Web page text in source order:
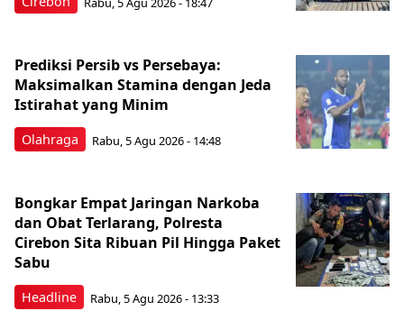
Olahraga
Prediksi Persib vs Persebaya:
Maksimalkan Stamina dengan Jeda
Istirahat yang Minim
Rabu, 5 Agu 2026 - 14:48
Headline
Bongkar Empat Jaringan Narkoba
dan Obat Terlarang, Polresta
Cirebon Sita Ribuan Pil Hingga Paket
Sabu
Rabu, 5 Agu 2026 - 13:33